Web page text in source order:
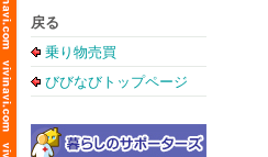
戻る
乗り物売買
びびなびトップページ